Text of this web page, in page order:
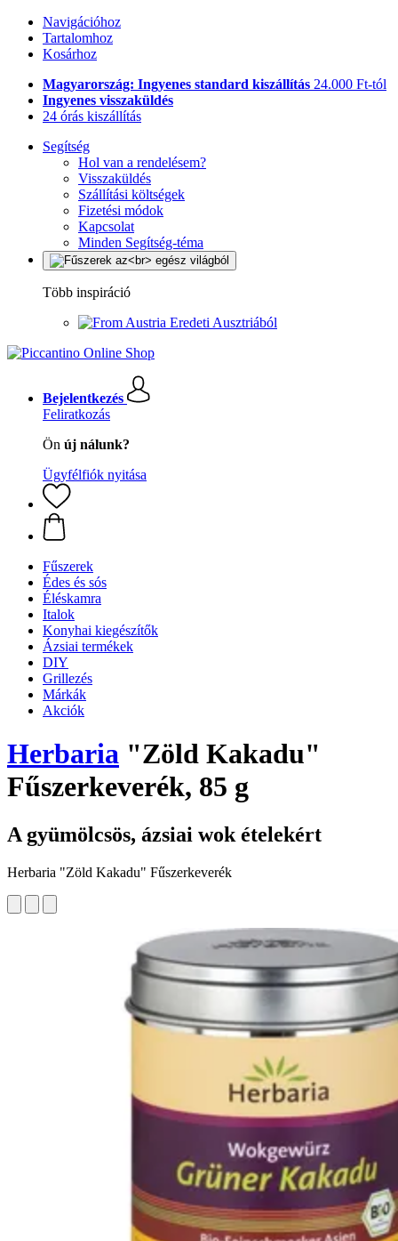
Navigációhoz
Tartalomhoz
Kosárhoz
Magyarország: Ingyenes standard kiszállítás 24.000 Ft-tól
Ingyenes visszaküldés
24 órás kiszállítás
Segítség
Hol van a rendelésem?
Visszaküldés
Szállítási költségek
Fizetési módok
Kapcsolat
Minden Segítség-téma
Több inspiráció
Eredeti Ausztriából
Bejelentkezés
Feliratkozás
Ön új nálunk?
Ügyfélfiók nyitása
Fűszerek
Édes és sós
Éléskamra
Italok
Konyhai kiegészítők
Ázsiai termékek
DIY
Grillezés
Márkák
Akciók
Herbaria "Zöld Kakadu"
Fűszerkeverék, 85 g
A gyümölcsös, ázsiai wok ételekért
Herbaria "Zöld Kakadu" Fűszerkeverék